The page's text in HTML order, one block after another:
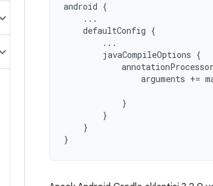
android {
...
defaultConfig {
...
javaCompileOptions {
arguments +=
}
}
}
}